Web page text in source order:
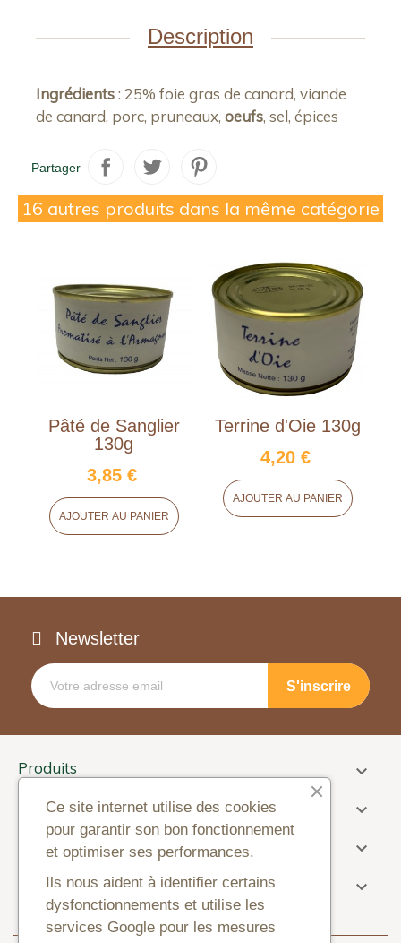
Description
Ingrédients: 25% foie gras de canard, viande
de canard, porc, pruneaux, oeufs, sel, épices
Partager
16 autres produits dans la même catégorie
Pâté de Sanglier
130g
3,85 €
AJOUTER AU PANIER
Terrine d'Oie 130g
4,20 €
AJOUTER AU PANIER
Newsletter
Produits 
Informations 
Paiement 
Information sur la boutique 
Ce site internet utilise des cookies
pour garantir son bon fonctionnement
et optimiser ses performances.
Ils nous aident à identifier certains
dysfonctionnements et utilise les
services Google pour les mesures